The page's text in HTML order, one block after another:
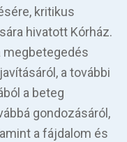
kritikus
hivatott Kórház.
megbetegedés
a további
a beteg
gondozásáról,
a fájdalom és